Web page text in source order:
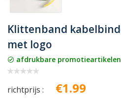
Klittenband
met logo
afdrukbare
richtprijs : €1.99